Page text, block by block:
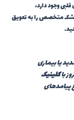
وجود دارد،
متخصص را به تعویق
یا بیماری
باکلینیک
پیامدهای